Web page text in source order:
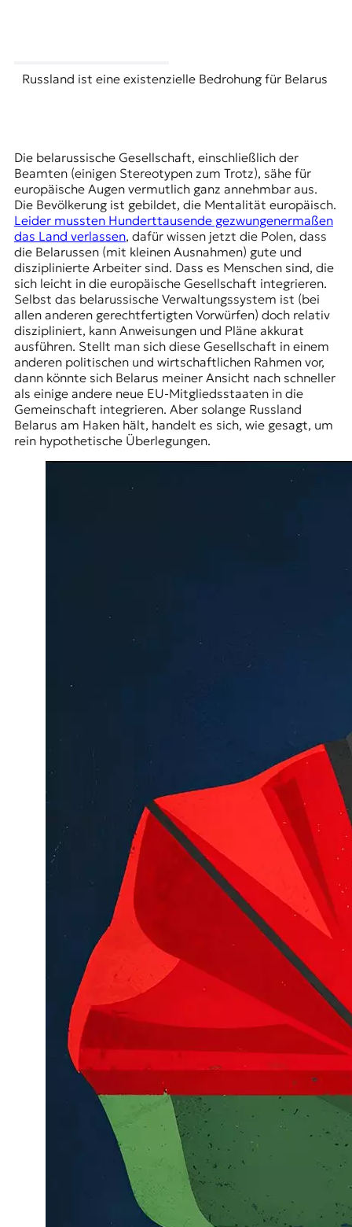
Russland ist eine existenzielle Bedrohung für Belarus
Die belarussische Gesellschaft, einschließlich der
Beamten (einigen Stereotypen zum Trotz), sähe für
europäische Augen vermutlich ganz annehmbar aus.
Die Bevölkerung ist gebildet, die Mentalität europäisch.
Leider mussten Hunderttausende gezwungenermaßen
das Land verlassen, dafür wissen jetzt die Polen, dass
die Belarussen (mit kleinen Ausnahmen) gute und
disziplinierte Arbeiter sind. Dass es Menschen sind, die
sich leicht in die europäische Gesellschaft integrieren.
Selbst das belarussische Verwaltungssystem ist (bei
allen anderen gerechtfertigten Vorwürfen) doch relativ
diszipliniert, kann Anweisungen und Pläne akkurat
ausführen. Stellt man sich diese Gesellschaft in einem
anderen politischen und wirtschaftlichen Rahmen vor,
dann könnte sich Belarus meiner Ansicht nach schneller
als einige andere neue EU-Mitgliedsstaaten in die
Gemeinschaft integrieren. Aber solange Russland
Belarus am Haken hält, handelt es sich, wie gesagt, um
rein hypothetische Überlegungen.